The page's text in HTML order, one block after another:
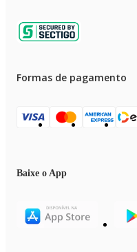
Formas de pagamento
Baixe o App